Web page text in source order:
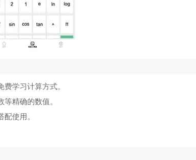
学习计算方式。
精确的数值。
使用。